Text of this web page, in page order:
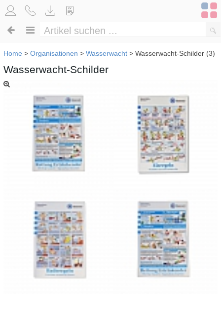
Home > Organisationen > Wasserwacht > Wasserwacht-Schilder (3)
Wasserwacht-Schilder